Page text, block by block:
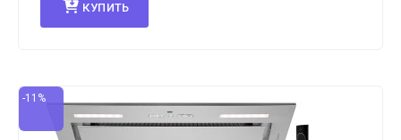
КУПИТЬ
-11%